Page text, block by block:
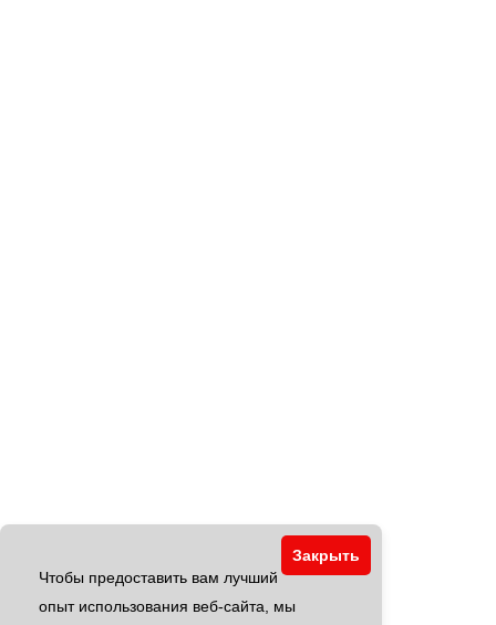
Закрыть
Чтобы предоставить вам лучший
опыт использования веб-сайта, мы